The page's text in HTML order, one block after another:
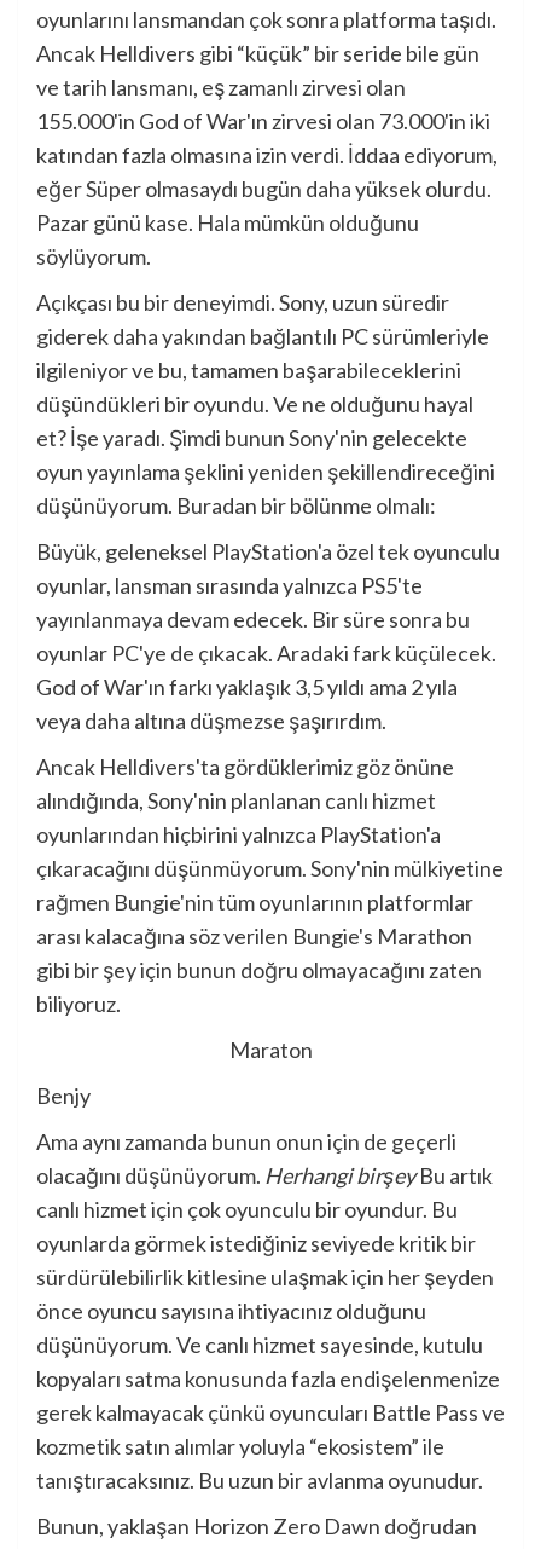
oyunlarını lansmandan çok sonra platforma taşıdı.
Ancak Helldivers gibi “küçük” bir seride bile gün
ve tarih lansmanı, eş zamanlı zirvesi olan
155.000'in God of War'ın zirvesi olan 73.000'in iki
katından fazla olmasına izin verdi. İddaa ediyorum,
eğer Süper olmasaydı bugün daha yüksek olurdu.
Pazar günü kase. Hala mümkün olduğunu
söylüyorum.
Açıkçası bu bir deneyimdi. Sony, uzun süredir
giderek daha yakından bağlantılı PC sürümleriyle
ilgileniyor ve bu, tamamen başarabileceklerini
düşündükleri bir oyundu. Ve ne olduğunu hayal
et? İşe yaradı. Şimdi bunun Sony'nin gelecekte
oyun yayınlama şeklini yeniden şekillendireceğini
düşünüyorum. Buradan bir bölünme olmalı:
Büyük, geleneksel PlayStation'a özel tek oyunculu
oyunlar, lansman sırasında yalnızca PS5'te
yayınlanmaya devam edecek. Bir süre sonra bu
oyunlar PC'ye de çıkacak. Aradaki fark küçülecek.
God of War'ın farkı yaklaşık 3,5 yıldı ama 2 yıla
veya daha altına düşmezse şaşırırdım.
Ancak Helldivers'ta gördüklerimiz göz önüne
alındığında, Sony'nin planlanan canlı hizmet
oyunlarından hiçbirini yalnızca PlayStation'a
çıkaracağını düşünmüyorum. Sony'nin mülkiyetine
rağmen Bungie'nin tüm oyunlarının platformlar
arası kalacağına söz verilen Bungie's Marathon
gibi bir şey için bunun doğru olmayacağını zaten
biliyoruz.
Maraton
Benjy
Ama aynı zamanda bunun onun için de geçerli
olacağını düşünüyorum. Herhangi birşeyBu artık
canlı hizmet için çok oyunculu bir oyundur. Bu
oyunlarda görmek istediğiniz seviyede kritik bir
sürdürülebilirlik kitlesine ulaşmak için her şeyden
önce oyuncu sayısına ihtiyacınız olduğunu
düşünüyorum. Ve canlı hizmet sayesinde, kutulu
kopyaları satma konusunda fazla endişelenmenize
gerek kalmayacak çünkü oyuncuları Battle Pass ve
kozmetik satın alımlar yoluyla “ekosistem” ile
tanıştıracaksınız. Bu uzun bir avlanma oyunudur.
Bunun, yaklaşan Horizon Zero Dawn doğrudan